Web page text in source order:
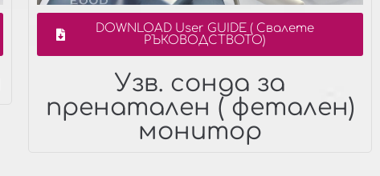
DOWNLOAD User GUIDE ( Свалете
РЪКОВОДСТВОТО)
Узв. сонда за
пренатален ( фетален)
монитор